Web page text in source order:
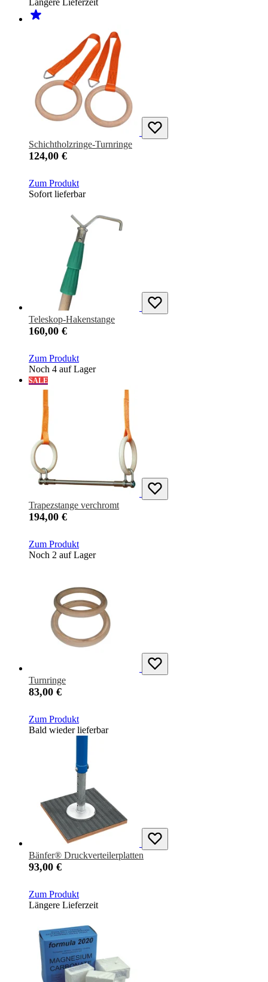
Längere Lieferzeit
Schichtholzringe-Turnringe
124,00 €
Zum Produkt
Sofort lieferbar
Teleskop-Hakenstange
160,00 €
Zum Produkt
Noch 4 auf Lager
SALE
Trapezstange verchromt
194,00 €
Zum Produkt
Noch 2 auf Lager
Turnringe
83,00 €
Zum Produkt
Bald wieder lieferbar
Bänfer® Druckverteilerplatten
93,00 €
Zum Produkt
Längere Lieferzeit